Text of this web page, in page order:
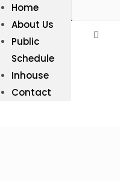
Home
About Us
Public
Schedule
Inhouse
Contact